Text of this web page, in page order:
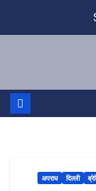
अपराध दिल्ली